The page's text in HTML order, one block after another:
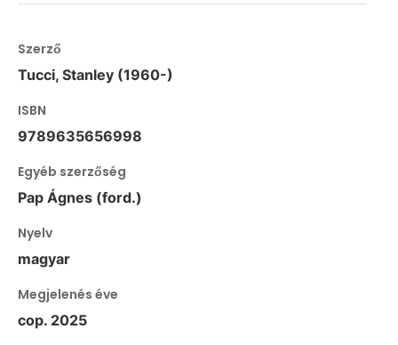
Szerző
Tucci, Stanley (1960-)
ISBN
9789635656998
Egyéb szerzőség
Pap Ágnes (ford.)
Nyelv
magyar
Megjelenés éve
cop. 2025